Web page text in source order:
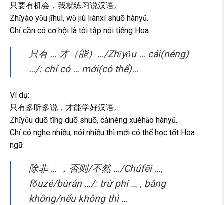
只要有机会，我就练习说汉语。
Zhǐyào yǒu jīhuì, wǒ jiù liànxí shuō hànyǔ.
Chỉ cần có cơ hội là tôi tập nói tiếng Hoa.
只有 … 才（能）…/Zhǐyǒu … cái(néng)
…/: chỉ có … mới(có thể)…
Ví dụ:
只有多听多说，才能学好汉语。
Zhǐyǒu duō tīng duō shuō, cáinéng xuéhǎo hànyǔ.
Chỉ có nghe nhiều, nói nhiều thì mới có thể học tốt Hoa
ngữ.
除非 … ，否则/不然 …/Chúfēi …,
fǒuzé/bùrán …/: trừ phi … , bằng
không/nếu không thì …